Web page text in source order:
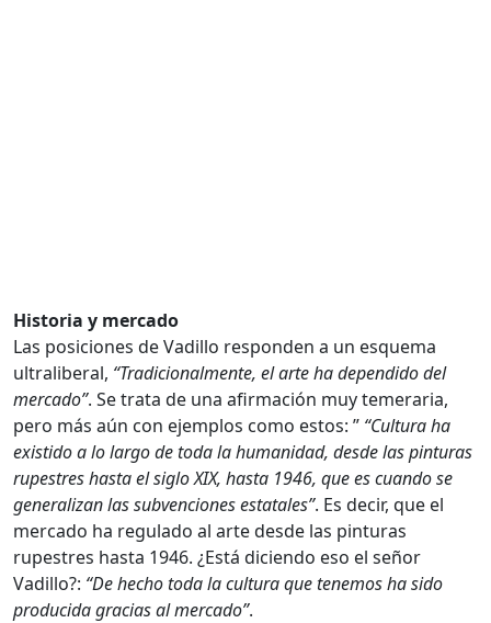
Historia y mercado
Las posiciones de Vadillo responden a un esquema
ultraliberal, “Tradicionalmente, el arte ha dependido del
mercado”. Se trata de una afirmación muy temeraria,
pero más aún con ejemplos como estos: ” “Cultura ha
existido a lo largo de toda la humanidad, desde las pinturas
rupestres hasta el siglo XIX, hasta 1946, que es cuando se
generalizan las subvenciones estatales”. Es decir, que el
mercado ha regulado al arte desde las pinturas
rupestres hasta 1946. ¿Está diciendo eso el señor
Vadillo?: “De hecho toda la cultura que tenemos ha sido
producida gracias al mercado”.